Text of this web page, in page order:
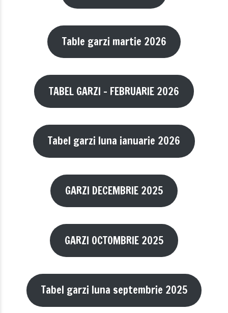
Table garzi martie 2026
TABEL GARZI – FEBRUARIE 2026
Tabel garzi luna ianuarie 2026
GARZI DECEMBRIE 2025
GARZI OCTOMBRIE 2025
Tabel garzi luna septembrie 2025